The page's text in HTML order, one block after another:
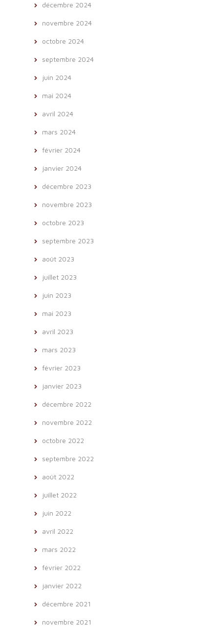
décembre 2024
novembre 2024
octobre 2024
septembre 2024
juin 2024
mai 2024
avril 2024
mars 2024
février 2024
janvier 2024
décembre 2023
novembre 2023
octobre 2023
septembre 2023
août 2023
juillet 2023
juin 2023
mai 2023
avril 2023
mars 2023
février 2023
janvier 2023
décembre 2022
novembre 2022
octobre 2022
septembre 2022
août 2022
juillet 2022
juin 2022
avril 2022
mars 2022
février 2022
janvier 2022
décembre 2021
novembre 2021